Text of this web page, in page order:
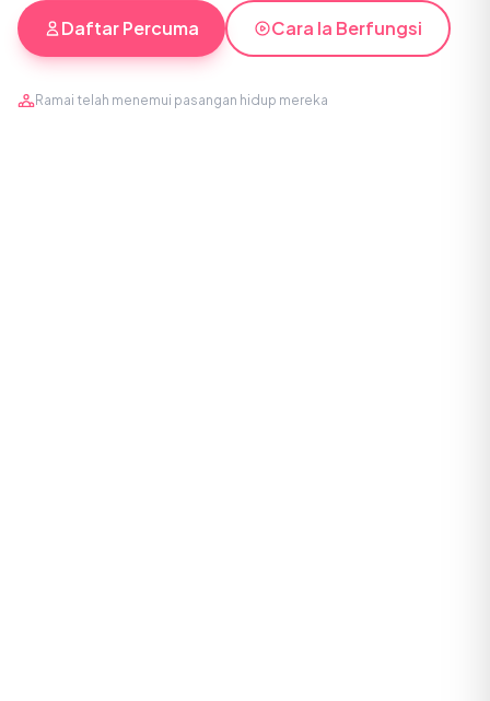
Daftar Percuma Cara Ia Berfungsi
Ramai telah menemui pasangan hidup mereka